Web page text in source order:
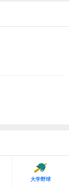
大学野球